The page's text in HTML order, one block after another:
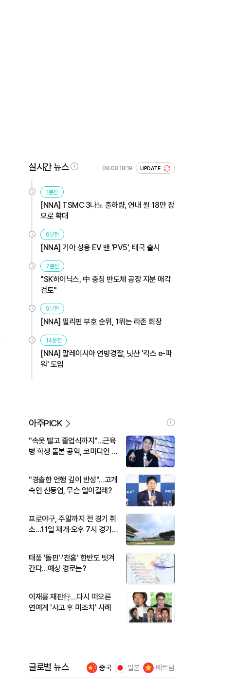
실시간 뉴스 08.08 18:19 UPDATE
1분전
[NNA] TSMC 3나노 출하량, 연내 월 18만 장
으로 확대
6분전
[NNA] 기아 상용 EV 밴 'PV5', 태국 출시
7분전
"SK하이닉스, 中 충칭 반도체 공장 지분 매각
검토"
9분전
[NNA] 필리핀 부호 순위, 1위는 라존 회장
14분전
[NNA] 말레이시아 연방경찰, 닛산 '킥스 e-파
워' 도입
아주PICK
"속옷 빨고 졸업식까지"…근육
병 학생 돌본 공익, 코미디언 김
"경솔한 언행 깊이 반성"…고개
숙인 신동엽, 무슨 일이길래?
프로야구, 주말까지 전 경기 취
소…11일 재개·오후 7시 경기
태풍 '돌핀'·'찬홈' 한반도 빗겨
간다…예상 경로는?
이재룡 재판行…다시 떠오른
연예계 '사고 후 미조치' 사례
글로벌 뉴스 중국 일본 베트남